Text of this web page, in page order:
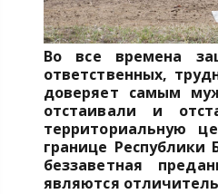
Во все времена
ответственных,
доверяет самым
отстаивали и
территориальную
границе Республики
беззаветная
являются